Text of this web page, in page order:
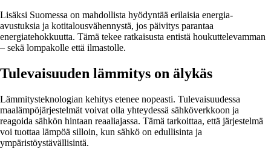
Lisäksi Suomessa on mahdollista hyödyntää erilaisia energia-
avustuksia ja kotitalousvähennystä, jos päivitys parantaa
energiatehokkuutta. Tämä tekee ratkaisusta entistä houkuttelevamman
– sekä lompakolle että ilmastolle.
Tulevaisuuden lämmitys on älykäs
Lämmitysteknologian kehitys etenee nopeasti. Tulevaisuudessa
maalämpöjärjestelmät voivat olla yhteydessä sähköverkkoon ja
reagoida sähkön hintaan reaaliajassa. Tämä tarkoittaa, että järjestelmä
voi tuottaa lämpöä silloin, kun sähkö on edullisinta ja
ympäristöystävällisintä.